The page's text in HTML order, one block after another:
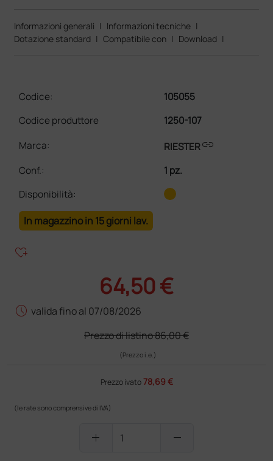
Informazioni generali | Informazioni tecniche |
Dotazione standard | Compatibile con | Download |
Codice:
105055
Codice produttore
1250-107
Marca:
RIESTERlink
Conf.:
1 pz.
Disponibilità:
In magazzino in 15 giorni lav.
heart_plus
64,50 €
schedule valida fino al 07/08/2026
Prezzo di listino86,00 €
(Prezzo i.e.)
Prezzo ivato 78,69 €
(le rate sono comprensive di IVA)
add remove